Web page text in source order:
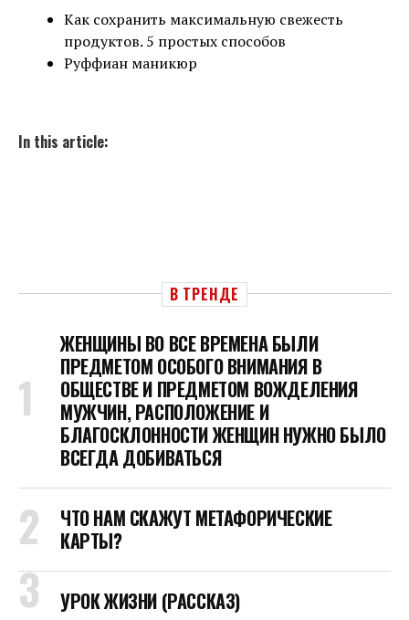
Как сохранить максимальную свежесть
продуктов. 5 простых способов
Руффиан маникюр
In this article:
В ТРЕНДЕ
ЖЕНЩИНЫ ВО ВСЕ ВРЕМЕНА БЫЛИ
ПРЕДМЕТОМ ОСОБОГО ВНИМАНИЯ В
ОБЩЕСТВЕ И ПРЕДМЕТОМ ВОЖДЕЛЕНИЯ
МУЖЧИН, РАСПОЛОЖЕНИЕ И
БЛАГОСКЛОННОСТИ ЖЕНЩИН НУЖНО БЫЛО
ВСЕГДА ДОБИВАТЬСЯ
ЧТО НАМ СКАЖУТ МЕТАФОРИЧЕСКИЕ
КАРТЫ?
УРОК ЖИЗНИ (РАССКАЗ)